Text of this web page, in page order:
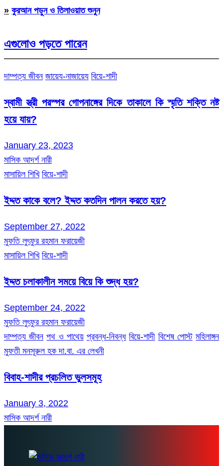
» কুরআন পড়ুন ও তিলাওয়াত শুনুন
এগুলোও পড়তে পারেন
দাম্পত্য জীবন জায়েয-নাজায়েয বিয়ে-শাদী
স্বামী স্ত্রী পরস্পর গোপনাঙ্গের দিকে তাকালে কি স্মৃতি শক্তি নষ্ট
হয়ে যায়?
January 23, 2023
মাসিক আদর্শ নারী
মাসায়িল শিখি বিয়ে-শাদী
ইদ্দত কাকে বলে? ইদ্দত কতদিন পালন করতে হয়?
September 27, 2022
মুফতি লুৎফুর রহমান ফরায়েজী
মাসায়িল শিখি বিয়ে-শাদী
ইদ্দত চলাকালীন সময়ে বিয়ে কি শুদ্ধ হয়?
September 24, 2022
মুফতি লুৎফুর রহমান ফরায়েজী
দাম্পত্য জীবন পথ ও পাথেয় প্রবন্ধ-নিবন্ধ বিয়ে-শাদী বিশেষ পোস্ট মহিলাঙ্গন
মুফতী মনসূরুল হক দা.বা. এর লেখনী
বিবাহ-শাদীর প্রচলিত ভুলসমূহ
January 3, 2022
মাসিক আদর্শ নারী